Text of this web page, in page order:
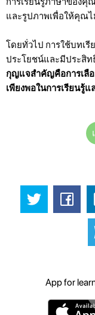
และรูปภาพเพื่อให้คุณ
โดยทั่วไป การใช้บทเรี
ประโยชน์และมีประสิ
กุญแจสำคัญคือการเลือ
เพียงพอในการเรียนรู้
App for